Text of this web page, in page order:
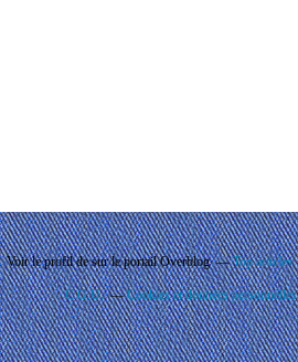
Voir le profil desur le portail Overblog Top articles
C.G.U. Cookies et données personnelles